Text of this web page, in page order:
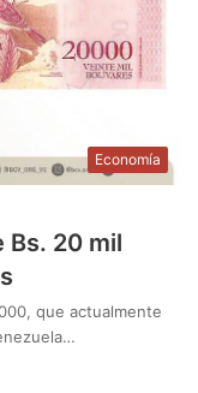
Economía
Bs. 20 mil
que actualmente